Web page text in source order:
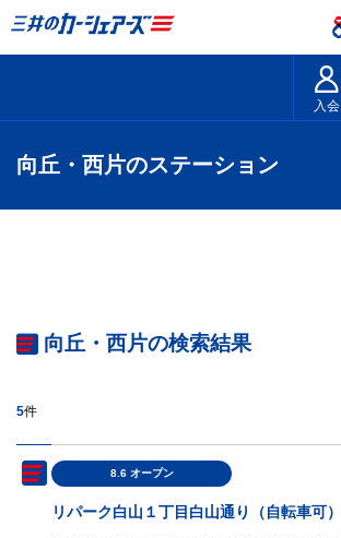
入会
向丘・西片のステーション
向丘・西片の検索結果
5件
8.6 オープン
リパーク白山１丁目白山通り（自転車可）